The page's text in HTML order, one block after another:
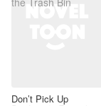
Don’t Pick Up